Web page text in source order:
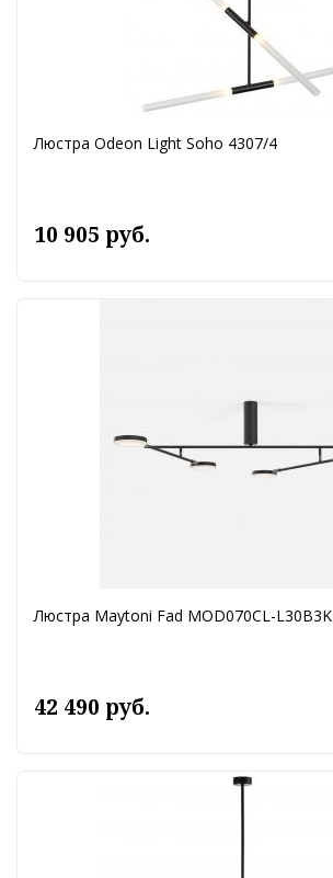
Люстра Odeon Light Soho 4307/4
10 905 руб.
Люстра Maytoni Fad MOD070CL-L30B3K
42 490 руб.